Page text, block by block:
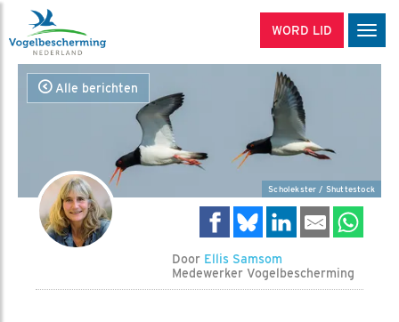
WORD LID
Alle berichten
Scholekster / Shuttestock
Door Ellis Samsom
Medewerker Vogelbescherming